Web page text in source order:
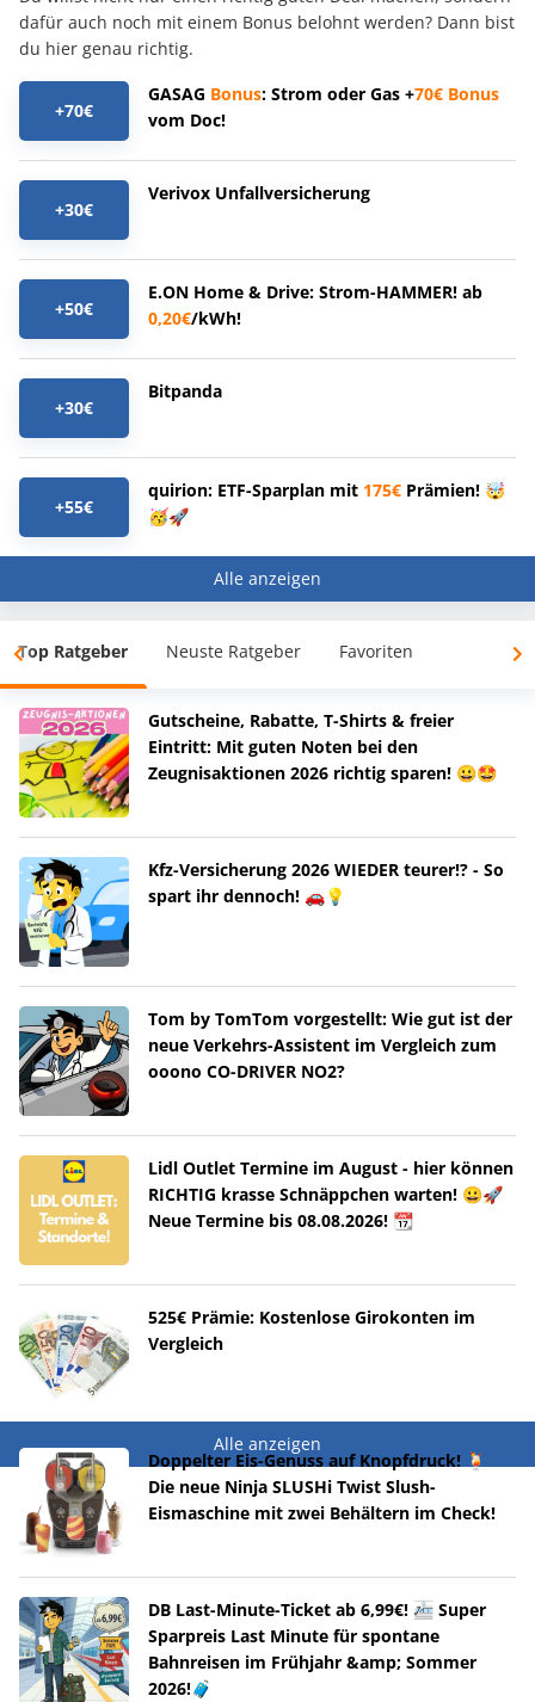
dafür auch noch mit einem Bonus belohnt werden? Dann bist
du hier genau richtig.
+70€
GASAG Bonus: Strom oder Gas +70€ Bonus
vom Doc!
+30€
Verivox Unfallversicherung
+50€
E.ON Home & Drive: Strom-HAMMER! ab
0,20€/kWh!
+30€
Bitpanda
+55€
quirion: ETF-Sparplan mit 175€ Prämien! 🤯
🥳🚀
Alle anzeigen
Top Ratgeber Neuste Ratgeber Favoriten
Gutscheine, Rabatte, T-Shirts & freier
Eintritt: Mit guten Noten bei den
Zeugnisaktionen 2026 richtig sparen! 😀🤩
Kfz-Versicherung 2026 WIEDER teurer!? - So
spart ihr dennoch! 🚗💡
Tom by TomTom vorgestellt: Wie gut ist der
neue Verkehrs-Assistent im Vergleich zum
ooono CO-DRIVER NO2?
Lidl Outlet Termine im August - hier können
RICHTIG krasse Schnäppchen warten! 😀🚀
Neue Termine bis 08.08.2026! 📆
525€ Prämie: Kostenlose Girokonten im
Vergleich
Alle anzeigen
Doppelter Eis-Genuss auf Knopfdruck! 🍹
Die neue Ninja SLUSHi Twist Slush-
Eismaschine mit zwei Behältern im Check!
DB Last-Minute-Ticket ab 6,99€! 🚈 Super
Sparpreis Last Minute für spontane
Bahnreisen im Frühjahr &amp; Sommer
2026!🧳